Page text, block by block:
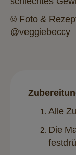
© Foto &
@veggiebeccy
Alle
Die